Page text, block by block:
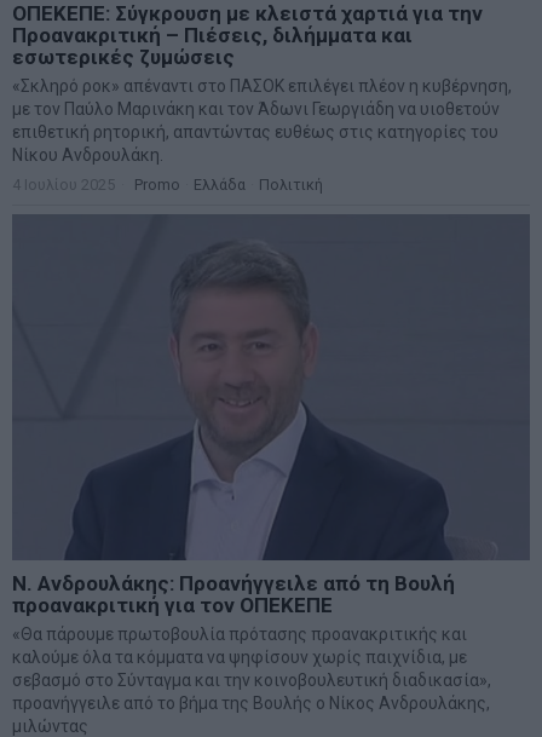
ΟΠΕΚΕΠΕ: Σύγκρουση με κλειστά χαρτιά για την
Προανακριτική – Πιέσεις, διλήμματα και
εσωτερικές ζυμώσεις
«Σκληρό ροκ» απέναντι στο ΠΑΣΟΚ επιλέγει πλέον η κυβέρνηση,
με τον Παύλο Μαρινάκη και τον Άδωνι Γεωργιάδη να υιοθετούν
επιθετική ρητορική, απαντώντας ευθέως στις κατηγορίες του
Νίκου Ανδρουλάκη.
4 Ιουλίου 2025 Promo Ελλάδα Πολιτική
Ν. Ανδρουλάκης: Προανήγγειλε από τη Βουλή
προανακριτική για τον ΟΠΕΚΕΠΕ
«Θα πάρουμε πρωτοβουλία πρότασης προανακριτικής και
καλούμε όλα τα κόμματα να ψηφίσουν χωρίς παιχνίδια, με
σεβασμό στο Σύνταγμα και την κοινοβουλευτική διαδικασία»,
προανήγγειλε από το βήμα της Βουλής ο Νίκος Ανδρουλάκης,
μιλώντας